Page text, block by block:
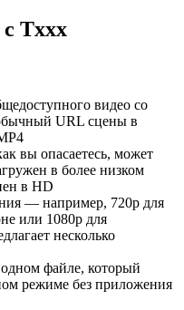
Txxx
видео со
URL сцены в
вы опасаетесь, может
в более низком
в HD
— например, 720p для
или 1080p для
несколько
файле, который
режиме без приложения